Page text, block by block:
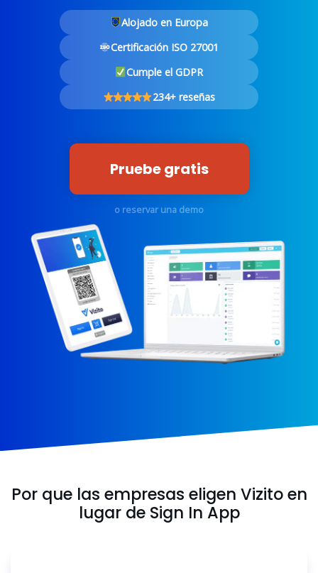
Alojado en Europa
Certificación ISO 27001
Cumple el GDPR
234+ reseñas
Pruebe gratis
o reservar una demo
Por que las empresas eligen Vizito en
lugar de Sign In App